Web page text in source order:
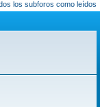
c
los subforos como leídos